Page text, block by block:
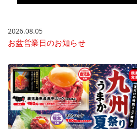
2026.08.05
お盆営業日のお知らせ